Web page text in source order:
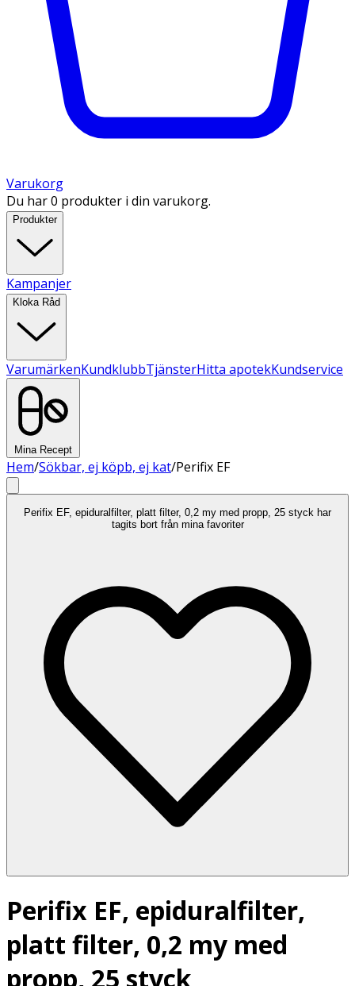
Varukorg
Du har 0 produkter i din varukorg.
Produkter
Kampanjer
Kloka Råd
VarumärkenKundklubbTjänsterHitta apotekKundservice
Mina Recept
Hem/Sökbar, ej köpb, ej kat/Perifix EF
Perifix EF, epiduralfilter, platt filter, 0,2 my med propp, 25 styck har
tagits bort från mina favoriter
Perifix EF, epiduralfilter,
platt filter, 0,2 my med
propp, 25 styck